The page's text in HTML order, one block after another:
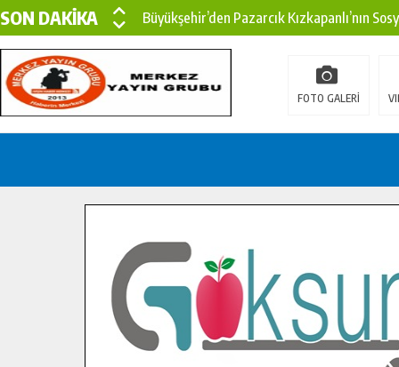
SON DAKİKA
Büyükşehir’den Pazarcık Kızkapanlı’nın
Büyükşehir’den Pazarcık Kırsalına Modern
Çin’den KSÜ’ye Uluslararası Başarı:
İlçe Jandarma Komutanı Karakaya’dan
Bertiz’in Yeni Köprüsünde Sona Doğru.
FOTO GALERİ